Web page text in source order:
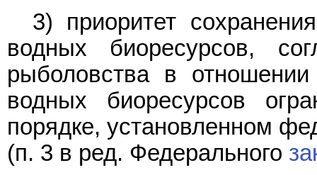
3) приоритет
водных биоресурсов,
рыболовства в
водных биоресурсов
порядке, установленном
(п. 3 в ред. Федерального